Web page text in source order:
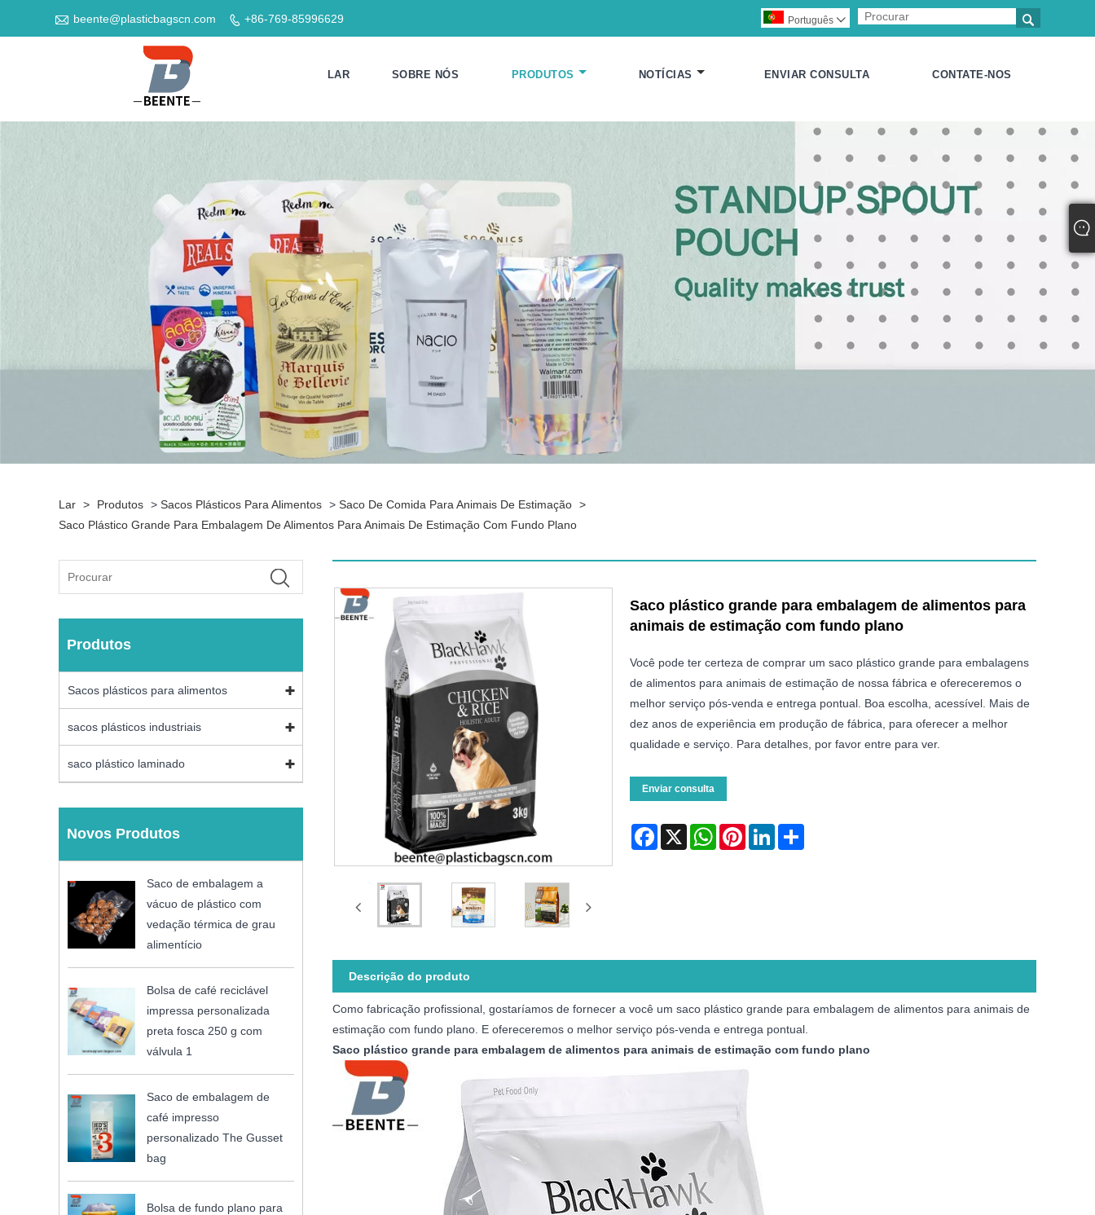
 beente@plasticbagscn.com  +86-769-85996629 
Português 
LAR SOBRE NÓS PRODUTOS NOTÍCIAS ENVIAR CONSULTA CONTATE-NOS
Lar > Produtos > Sacos Plásticos Para Alimentos > Saco De Comida Para Animais De Estimação >
Saco Plástico Grande Para Embalagem De Alimentos Para Animais De Estimação Com Fundo Plano
Produtos
Sacos plásticos para alimentos
sacos plásticos industriais
saco plástico laminado
Novos Produtos
Saco de embalagem a
vácuo de plástico com
vedação térmica de grau
alimentício
Bolsa de café reciclável
impressa personalizada
preta fosca 250 g com
válvula 1
Saco de embalagem de
café impresso
personalizado The Gusset
bag
Bolsa de fundo plano para
Saco plástico grande para embalagem de alimentos para
animais de estimação com fundo plano
Você pode ter certeza de comprar um saco plástico grande para embalagens
de alimentos para animais de estimação de nossa fábrica e ofereceremos o
melhor serviço pós-venda e entrega pontual. Boa escolha, acessível. Mais de
dez anos de experiência em produção de fábrica, para oferecer a melhor
qualidade e serviço. Para detalhes, por favor entre para ver.
Enviar consulta
Facebook
X WhatsAppPinterestLinkedInShare
Descrição do produto
Como fabricação profissional, gostaríamos de fornecer a você um saco plástico grande para embalagem de alimentos para animais de
estimação com fundo plano. E ofereceremos o melhor serviço pós-venda e entrega pontual.
Saco plástico grande para embalagem de alimentos para animais de estimação com fundo plano